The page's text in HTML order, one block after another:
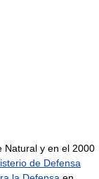
Natural y en el 2000
de Defensa